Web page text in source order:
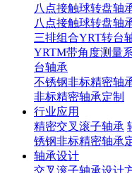
八点接触球转盘轴
八点接触球转盘轴
三排组合YRT转台
YRTM带角度测量
台轴承
不锈钢非标精密轴
非标精密轴承定制
行业应用
精密交叉滚子轴承
锈钢非标精密轴承
轴承设计
交叉滚子轴承设计